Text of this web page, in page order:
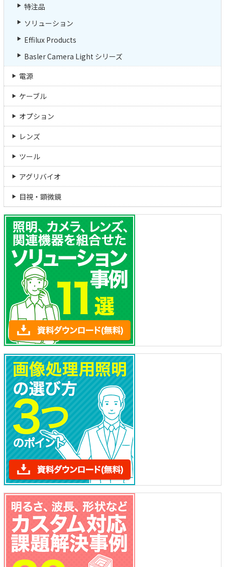
特注品
ソリューション
Effilux Products
Basler Camera Light シリーズ
電源
ケーブル
オプション
レンズ
ツール
アグリバイオ
目視・顕微鏡